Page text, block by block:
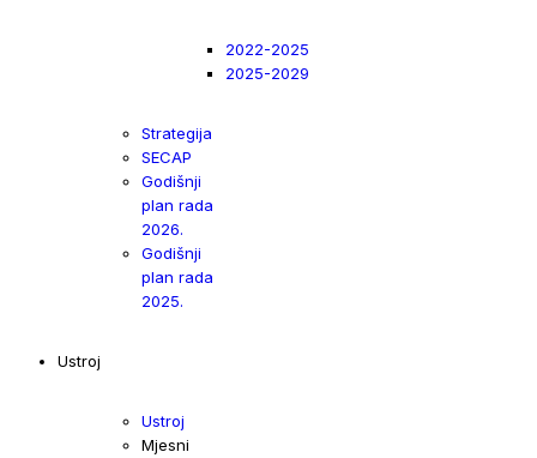
2022-2025
2025-2029
Strategija
SECAP
Godišnji
plan rada
2026.
Godišnji
plan rada
2025.
Ustroj
Ustroj
Mjesni